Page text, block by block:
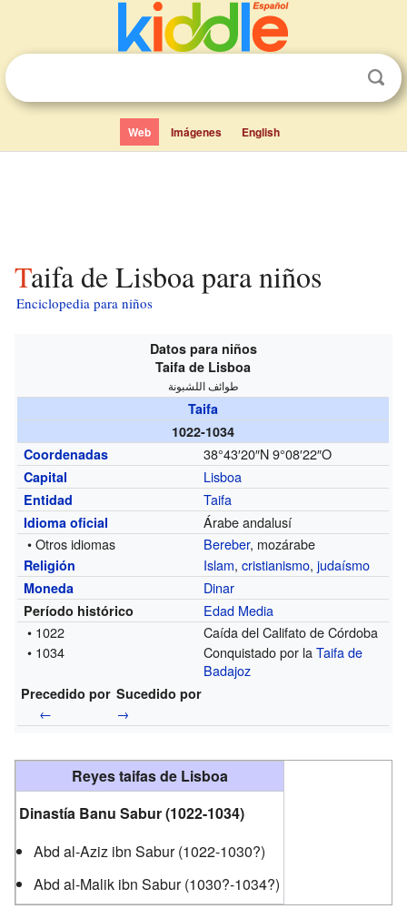
Web Imágenes English
Taifa de Lisboa para niños
Enciclopedia para niños
Datos para niños
Taifa de Lisboa
طوائف اللشبونة
Taifa
1022-1034
Coordenadas
38°43′20″N 9°08′22″O
Capital Lisboa
Entidad Taifa
Idioma oficial
Árabe andalusí
• Otros idiomas
Bereber, mozárabe
Religión Islam,cristianismo,judaísmo
Moneda Dinar
Período histórico
Edad Media
• 1022
Caída del Califato de Córdoba
• 1034
Conquistado por laTaifa de
Badajoz
Precedido por Sucedido por
← →
Reyes taifas de Lisboa
Dinastía Banu Sabur (1022-1034)
Abd al-Aziz ibn Sabur (1022-1030?)
Abd al-Malik ibn Sabur (1030?-1034?)